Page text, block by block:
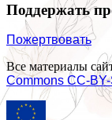
Поддержать
Пожертвовать
Все материалы
Commons СС-BY-